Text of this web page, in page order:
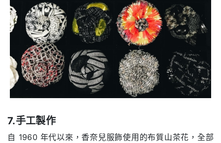
7.手工製作
自 1960 年代以來，香奈兒服飾使用的布質山茶花，全部